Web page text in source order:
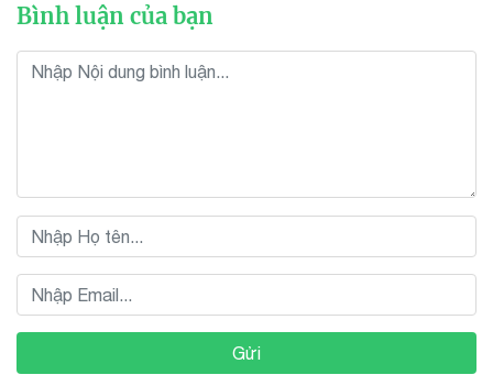
Bình luận của bạn
Gửi